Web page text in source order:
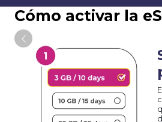
Cómo activar la